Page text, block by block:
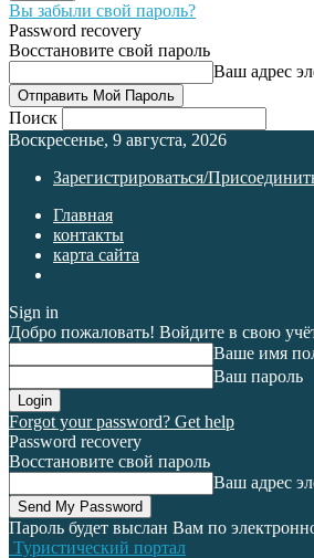
Вы забыли свой пароль?
Password recovery
Восстановите свой пароль
Ваш адрес
Поиск
Воскресенье, 9 августа, 2026
Зарегистрироваться/
Главная
контакты
карта сайта
Sign in
Добро пожаловать! Войдите в свою
Ваше имя
Ваш пароль
Forgot your password? Get help
Password recovery
Восстановите свой пароль
Ваш адрес
Пароль будет выслан Вам по
Туристический портал